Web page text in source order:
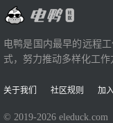
电鸭是国内最早的远程
式，努力推动多样化工作
关于我们 社区规则 加
© 2019-2026 eleduck.com